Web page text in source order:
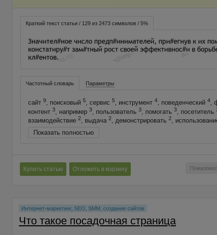
Краткий текст статьи / 129 из 2473 символов / 5%
Частотный словарь Параметры
сайт 9, поисковый 5, сервис 5, инструмент 4, поведенческий 4,
контент 3, например 3, пользователь 3, помогать 3, посетитель
взаимодействие 2, выдача 2, демонстрировать 2,
Показать полностью
Купить статью Отложить в корзину
Интернет-маркетинг, SEO, SMM, создание сайтов
Что такое посадочная страница